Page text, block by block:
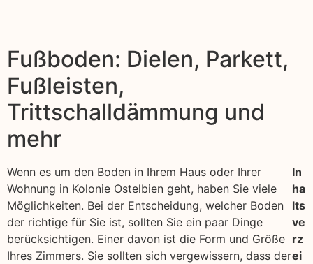
Fußboden: Dielen, Parkett,
Fußleisten,
Trittschalldämmung und
mehr
Wenn es um den Boden in Ihrem Haus oder Ihrer
Wohnung in Kolonie Ostelbien geht, haben Sie viele
Möglichkeiten. Bei der Entscheidung, welcher Boden
der richtige für Sie ist, sollten Sie ein paar Dinge
berücksichtigen. Einer davon ist die Form und Größe
Ihres Zimmers. Sie sollten sich vergewissern, dass der
In
ha
lts
ve
rz
ei